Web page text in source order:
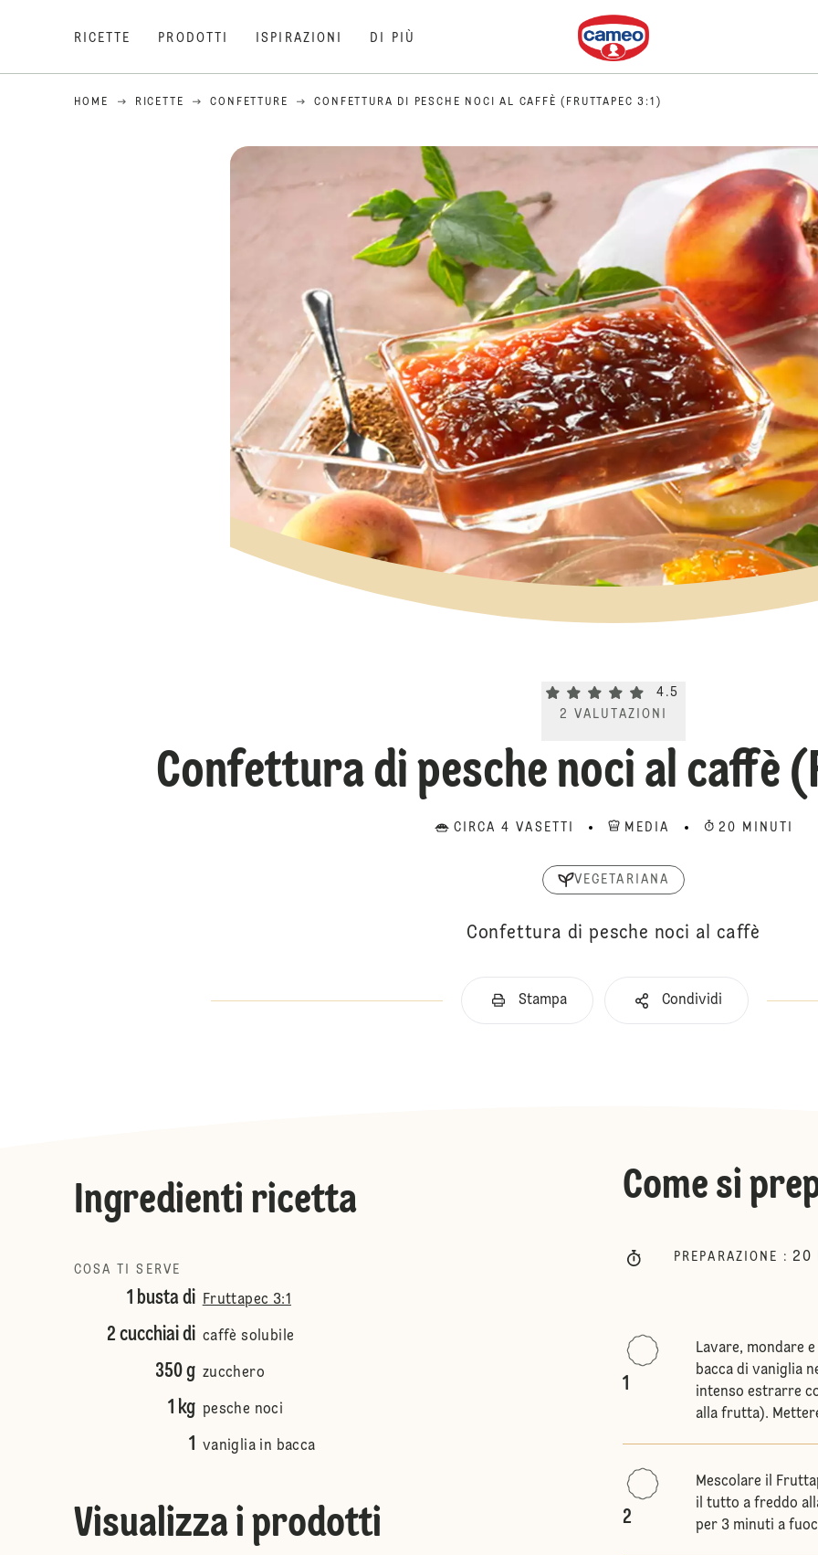
RICETTE PRODOTTI ISPIRAZIONI DI PIÙ
Dr. Oetker
HOME RICETTE CONFETTURE CONFETTURA DI PESCHE NOCI AL CAFFÈ (FRUTTAPEC 3:1)
Current rating 4.5. Click to rate.
4.5
2
VALUTAZIONI
Confettura di pesche noci al caffè
CIRCA 4 VASETTI MEDIA 20 MINUTI
VEGETARIANA
Confettura di pesche noci al caffè
Stampa Condividi
Ingredienti ricetta
COSA TI SERVE
1 busta di Fruttapec 3:1
2 cucchiai di caffè solubile
350 g zucchero
1 kg pesche noci
1 vaniglia in bacca
Visualizza i prodotti
Come si
PREPARAZIONE : 20
1
Lavare, mondare
bacca di vaniglia
intenso estrarre
alla frutta).
2
Mescolare il
il tutto a freddo
per 3 minuti a